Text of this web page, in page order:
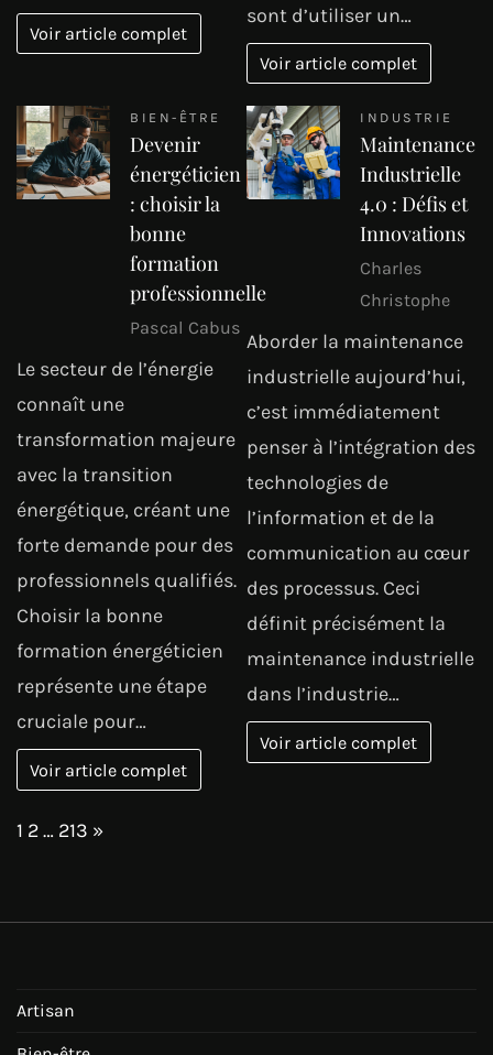
Voir article complet
sont d’utiliser un…
Voir article complet
BIEN-ÊTRE
Devenir
énergéticien
: choisir la
bonne
formation
professionnelle
Pascal Cabus
Le secteur de l’énergie
connaît une
transformation majeure
avec la transition
énergétique, créant une
forte demande pour des
professionnels qualifiés.
Choisir la bonne
formation énergéticien
représente une étape
cruciale pour…
Voir article complet
INDUSTRIE
Maintenance
Industrielle
4.0 : Défis et
Innovations
Charles
Christophe
Aborder la maintenance
industrielle aujourd’hui,
c’est immédiatement
penser à l’intégration des
technologies de
l’information et de la
communication au cœur
des processus. Ceci
définit précisément la
maintenance industrielle
dans l’industrie…
Voir article complet
Page:
1 2… 213 Next
»
Artisan